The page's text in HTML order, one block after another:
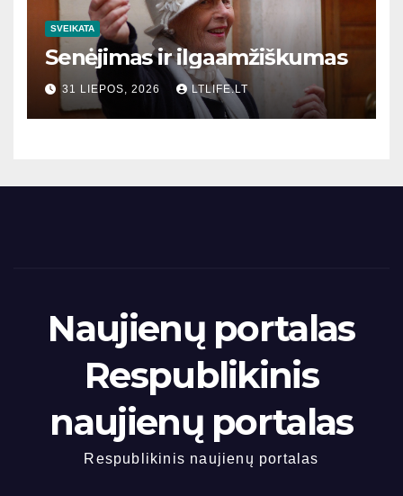
SVEIKATA
Senėjimas ir ilgaamžiškumas
31 LIEPOS, 2026 LTLIFE.LT
Naujienų portalas
Respublikinis
naujienų portalas
Respublikinis naujienų portalas